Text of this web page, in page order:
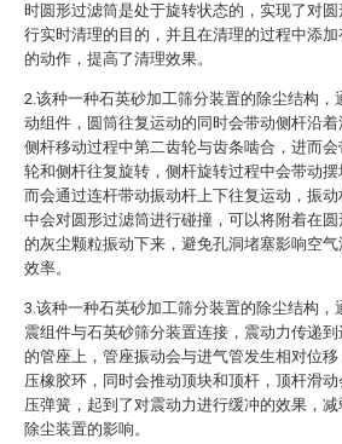
时圆形过滤筒是处于旋转状态的，实现了对
行实时清理的目的，并且在清理的过程中添加
的动作，提高了清理效果。
2.该种一种石英砂加工筛分装置的除尘结构，
动组件，圆筒往复运动的同时会带动侧杆沿着
侧杆移动过程中第二齿轮与齿条啮合，进而
轮和侧杆往复旋转，侧杆旋转过程中会带动
而会通过连杆带动振动杆上下往复运动，振动
中会对圆形过滤筒进行碰撞，可以将附着在
的灰尘颗粒振动下来，避免孔洞堵塞影响空
效率。
3.该种一种石英砂加工筛分装置的除尘结构，
震组件与石英砂筛分装置连接，震动力传递
的管座上，管座振动会与进气管发生相对位
压橡胶环，同时会推动顶块和顶杆，顶杆滑
压弹簧，起到了对震动力进行缓冲的效果，
除尘装置的影响。